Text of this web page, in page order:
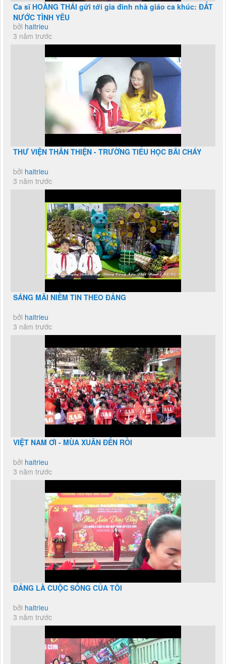
Ca sĩ HOÀNG THÁI gửi tới gia đình nhà giáo ca khúc: ĐẤT
NƯỚC TÌNH YÊU
bởi haitrieu
3 năm trước
THƯ VIỆN THÂN THIỆN - TRƯỜNG TIỂU HỌC BÃI CHÁY
bởi haitrieu
3 năm trước
SÁNG MÃI NIỀM TIN THEO ĐẢNG
bởi haitrieu
3 năm trước
VIỆT NAM ƠI - MÙA XUÂN ĐẾN RỒI
bởi haitrieu
3 năm trước
ĐẢNG LÀ CUỘC SỐNG CỦA TÔI
bởi haitrieu
3 năm trước